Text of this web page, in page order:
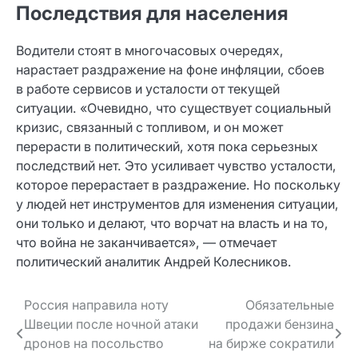
Последствия для населения
Водители стоят в многочасовых очередях,
нарастает раздражение на фоне инфляции, сбоев
в работе сервисов и усталости от текущей
ситуации. «Очевидно, что существует социальный
кризис, связанный с топливом, и он может
перерасти в политический, хотя пока серьезных
последствий нет. Это усиливает чувство усталости,
которое перерастает в раздражение. Но поскольку
у людей нет инструментов для изменения ситуации,
они только и делают, что ворчат на власть и на то,
что война не заканчивается», — отмечает
политический аналитик Андрей Колесников.
Навигация
по записям
Россия направила ноту
Швеции после ночной атаки
дронов на посольство
Обязательные
продажи бензина
на бирже сократили